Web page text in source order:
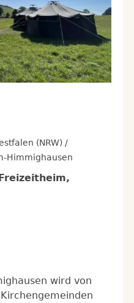
(NRW) /
Himmighausen
wird von